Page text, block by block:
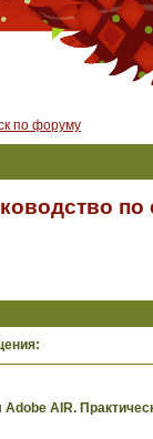
по форуму
Adobe AIR.